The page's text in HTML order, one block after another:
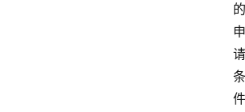
的
申
请
条
件